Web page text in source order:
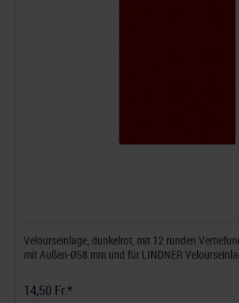
Velourseinlage, dunkelrot, mit 12 runden
mit Außen-Ø58 mm und für LINDNER
14,50 Fr.*